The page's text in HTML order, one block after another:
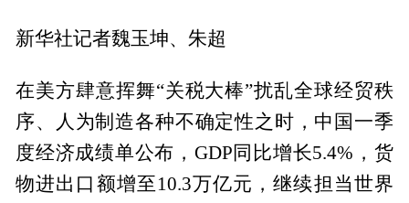
新华社记者魏玉坤、朱超
在美方肆意挥舞“关税大棒”扰乱全球经贸秩
序、人为制造各种不确定性之时，中国一季
度经济成绩单公布，GDP同比增长5.4%，货
物进出口额增至10.3万亿元，继续担当世界